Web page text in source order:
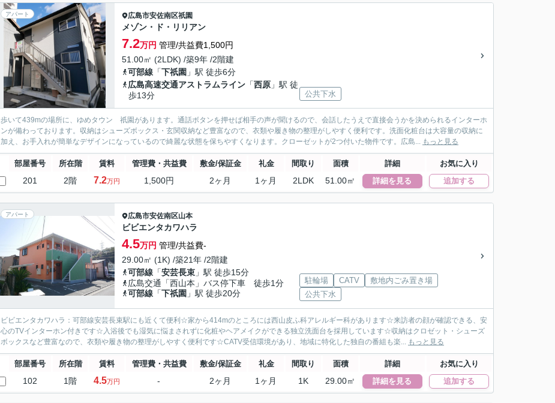
アパート 広島市安佐南区祇園
メゾン・ド・リリアン
7.2万円 管理/共益費1,500円
51.00㎡ (2LDK) /築9年 /2階建
可部線 「下祇園 」駅 徒歩6分
広島高速交通アストラムライン 「西原 」駅 徒
歩13分
公共下水
歩いて439mの場所に、ゆめタウン 祇園があります。通話ボタンを押せば相手の声が聞けるので、会話したうえで直接会うかを決められるインターホ
ンが備わっております。収納はシューズボックス・玄関収納など豊富なので、衣類や履き物の整理がしやすく便利です。洗面化粧台は大容量の収納に
加え、お手入れが簡単なデザインになっているので綺麗な状態を保ちやすくなります。クローゼットが2つ付いた物件です。広島... もっと見る
部屋番号 所在階 賃料 管理費・共益費 敷金/保証金 礼金 間取り 面積 詳細 お気に入り
201 2階 7.2万円 1,500円 2ヶ月 1ヶ月 2LDK 51.00㎡ 詳細を見る 追加する
アパート 広島市安佐南区山本
ビビエンタカワハラ
4.5万円 管理/共益費-
29.00㎡ (1K) /築21年 /2階建
可部線 「安芸長束 」駅 徒歩15分
広島交通「西山本」バス停下車 徒歩1分
可部線 「下祇園 」駅 徒歩20分
駐輪場 CATV
敷地内ごみ置き場
公共下水
ビビエンタカワハラ：可部線安芸長束駅にも近くて便利☆家から414mのところには西山皮ふ科アレルギー科があります☆来訪者の顔が確認できる、安
心のTVインターホン付きです☆入浴後でも湿気に悩まされずに化粧やヘアメイクができる独立洗面台を採用しています☆収納はクロゼット・シューズ
ボックスなど豊富なので、衣類や履き物の整理がしやすく便利です☆CATV受信環境があり、地域に特化した独自の番組も楽... もっと見る
部屋番号 所在階 賃料 管理費・共益費 敷金/保証金 礼金 間取り 面積 詳細 お気に入り
102 1階 4.5万円 - 2ヶ月 1ヶ月 1K 29.00㎡ 詳細を見る 追加する